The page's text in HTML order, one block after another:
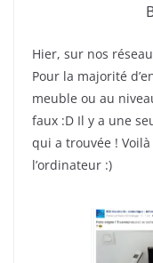
Hier, sur nos
Pour la majorité
meuble ou au
faux :D Il y a une
qui a trouvée !
l’ordinateur :)